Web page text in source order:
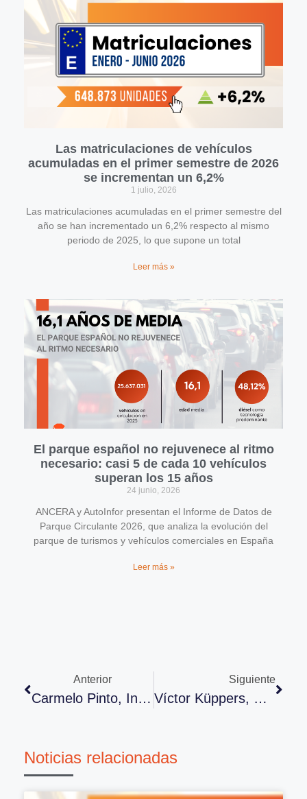
Las matriculaciones de vehículos
acumuladas en el primer semestre de 2026
se incrementan un 6,2%
1 julio, 2026
Las matriculaciones acumuladas en el primer semestre del
año se han incrementado un 6,2% respecto al mismo
periodo de 2025, lo que supone un total
Leer más »
El parque español no rejuvenece al ritmo
necesario: casi 5 de cada 10 vehículos
superan los 15 años
24 junio, 2026
ANCERA y AutoInfor presentan el Informe de Datos de
Parque Circulante 2026, que analiza la evolución del
parque de turismos y vehículos comerciales en España
Leer más »
Anterior
Carmelo Pinto, Insignia De Oro De ANCERA
Siguiente
Víctor Küppers, Una Visión Positiva Después De Un Año De Incertidumbre
Noticias relacionadas